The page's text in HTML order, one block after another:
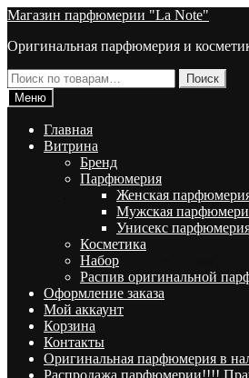
Перейти
навигации
Перейти
содержимому
Магазин парфюмерии "La Note"
Оригинальная парфюмерия и
Искать:
Поиск
Меню
Главная
Витрина
Брeнд
Парфюмерия
Женская
Мужская
Унисекс
Косметика
Набор
Распив оригинальной
Оформление заказа
Мой аккаунт
Корзина
Контакты
Оригинальная парфюмерия в
Распродажа парфюмерии!!!!